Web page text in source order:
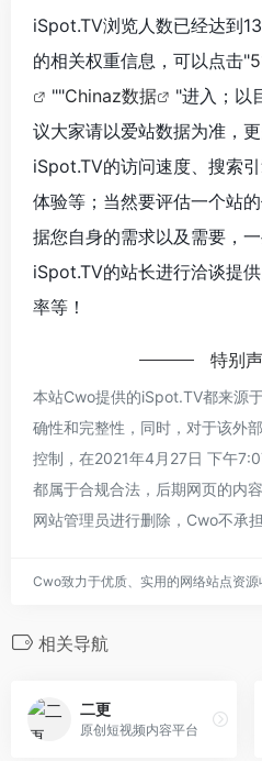
iSpot.TV浏览人数已经达到
的相关权重信息，可以点击"
""Chinaz数据
"进入；以
议大家请以爱站数据为准，
iSpot.TV的访问速度、搜索
体验等；当然要评估一个站
据您自身的需求以及需要，
iSpot.TV的站长进行洽谈提
率等！
特别
本站Cwo提供的iSpot.TV都来源
确性和完整性，同时，对于该外
控制，在2021年4月27日 下午
都属于合规合法，后期网页的内
网站管理员进行删除，Cwo不承担
Cwo致力于优质、实用的网络站点资源
相关导航
二更
原创短视频内容平台